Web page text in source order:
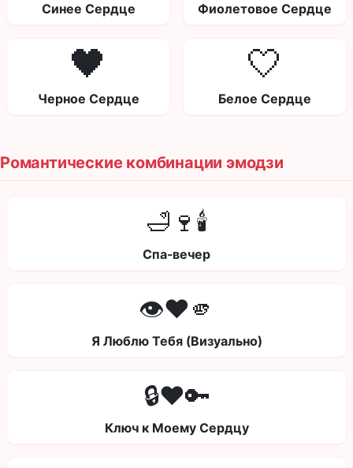
Синее Сердце Фиолетовое Сердце
🖤
Черное Сердце
🤍
Белое Сердце
Романтические комбинации эмодзи
🛁🍷🕯️
Спа-вечер
👁️❤️🫵
Я Люблю Тебя (Визуально)
🔒❤️🔑
Ключ к Моему Сердцу